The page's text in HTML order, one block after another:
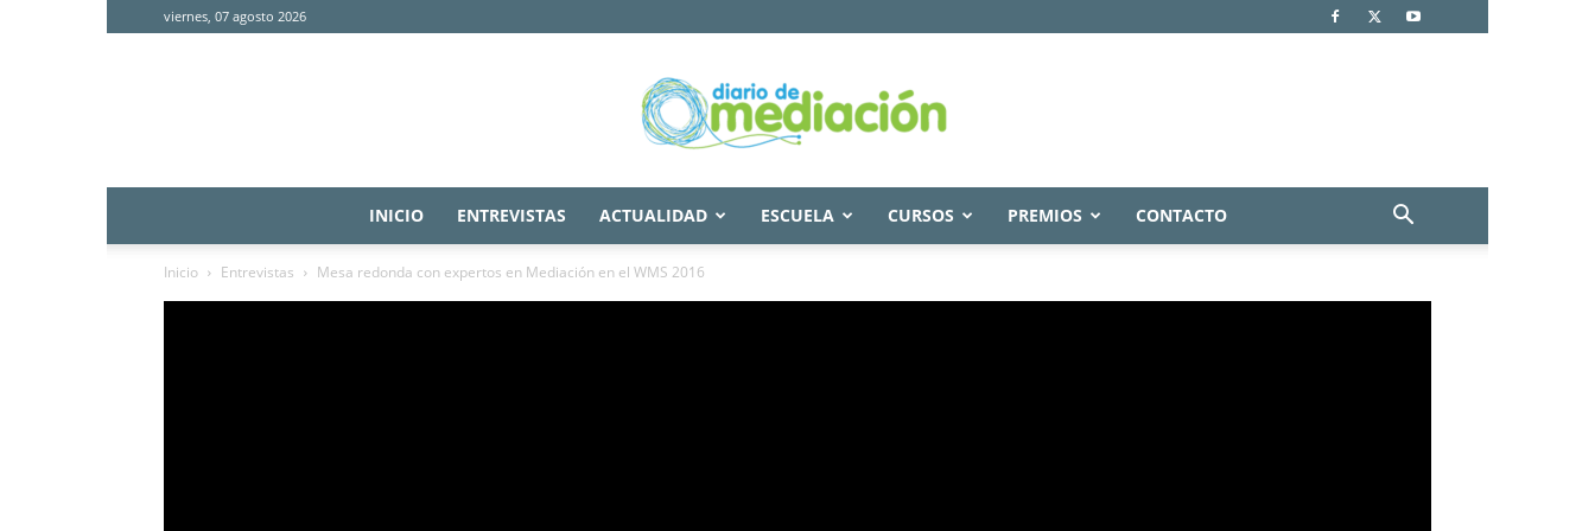
viernes, 07 agosto 2026
Diario
INICIO ENTREVISTAS ACTUALIDAD ESCUELA CURSOS PREMIOS CONTACTO
Inicio Entrevistas Mesa redonda con expertos en Mediación en el WMS 2016